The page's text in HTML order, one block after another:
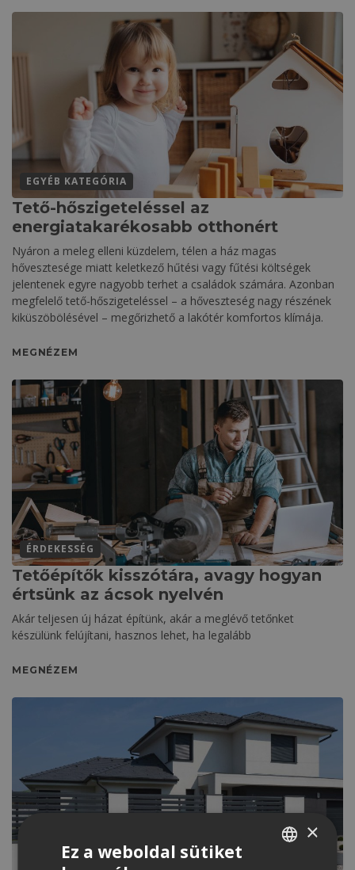
EGYÉB KATEGÓRIA
Tető-hőszigeteléssel az
energiatakarékosabb otthonért
Nyáron a meleg elleni küzdelem, télen a ház magas
hővesztesége miatt keletkező hűtési vagy fűtési költségek
jelentenek egyre nagyobb terhet a családok számára. Azonban
megfelelő tető-hőszigeteléssel – a hőveszteség nagy részének
kiküszöbölésével – megőrizhető a lakótér komfortos klímája.
MEGNÉZEM
ÉRDEKESSÉG
Tetőépítők kisszótára, avagy hogyan
értsünk az ácsok nyelvén
Akár teljesen új házat építünk, akár a meglévő tetőnket
készülünk felújítani, hasznos lehet, ha legalább
MEGNÉZEM
EGYÉB KATEGÓRIA
×
Ez a weboldal sütiket